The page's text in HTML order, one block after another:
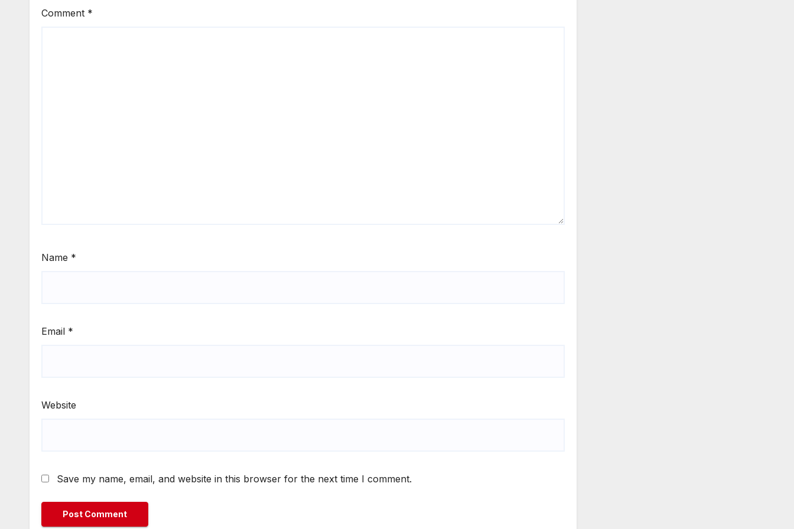
Comment *
Name *
Email *
Website
Save my name, email, and website in this browser for the next time I comment.